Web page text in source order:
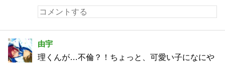
由宇
理くんが…不倫？！ちょっと、可愛い子になにや